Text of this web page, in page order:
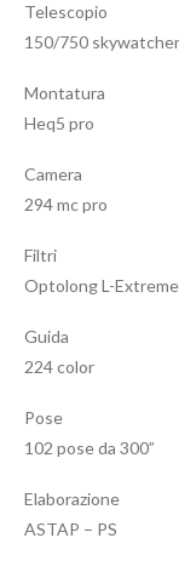
Telescopio
150/750 skywatcher
Montatura
Heq5 pro
Camera
294 mc pro
Filtri
Optolong L-Extreme
Guida
224 color
Pose
102 pose da 300”
Elaborazione
ASTAP – PS